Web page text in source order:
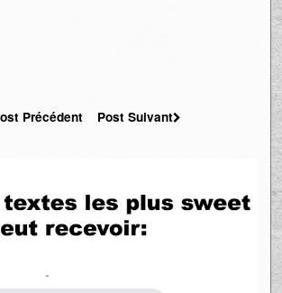
Précédent Post Suivant